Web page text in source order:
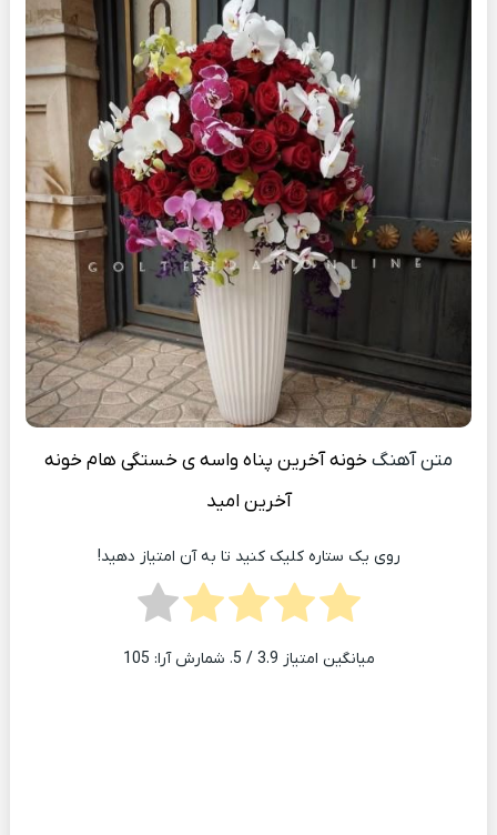
متن آهنگخونه آخرین پناه واسه ی خستگی هام خونه
آخرین امید
روی یک ستاره کلیک کنید تا به آن امتیاز دهید!
میانگین امتیاز 3.9 / 5. شمارش آرا: 105